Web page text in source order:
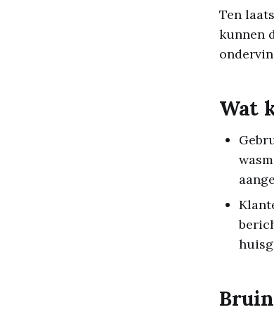
Ten
kunnen
Wat